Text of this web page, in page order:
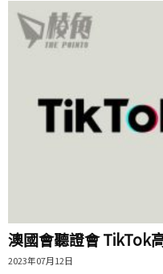
澳國會聽證會 TikTok
2023年07月12日